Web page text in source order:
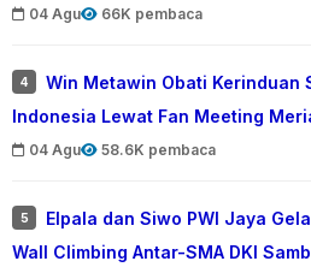
04 Agu 66K pembaca
4
Win Metawin Obati Kerinduan
Indonesia Lewat Fan Meeting
04 Agu 58.6K pembaca
5
Elpala dan Siwo PWI Jaya
Wall Climbing Antar-SMA DKI